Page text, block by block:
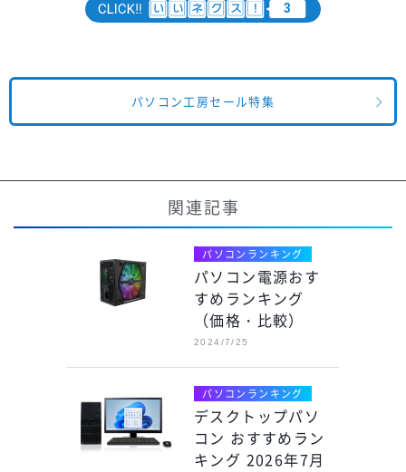
3
パソコン工房セール特集
関連記事
パソコンランキング
パソコン電源おす
すめランキング
（価格・比較）
2024/7/25
パソコンランキング
デスクトップパソ
コン おすすめラン
キング 2026年7月